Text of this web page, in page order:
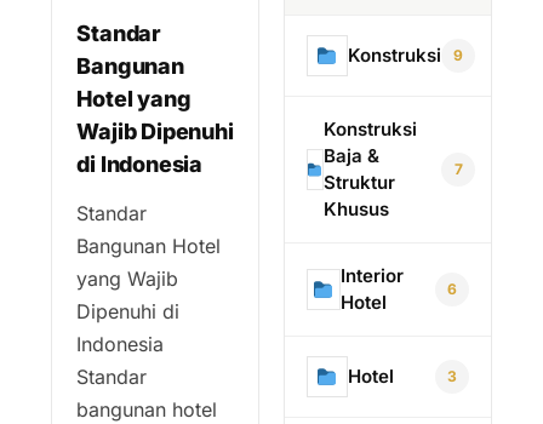
Standar
Bangunan
Hotel yang
Wajib Dipenuhi
di Indonesia
Standar
Bangunan Hotel
yang Wajib
Dipenuhi di
Indonesia
Standar
bangunan hotel
Konstruksi 9
Konstruksi
Baja &
Struktur
Khusus
7
Interior
Hotel
6
Hotel 3